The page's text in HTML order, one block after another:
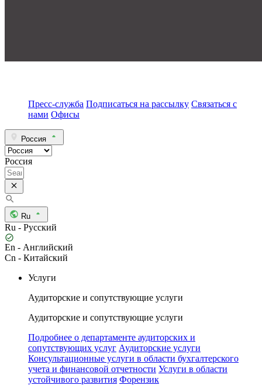
Пресс-служба Подписаться на рассылку Связаться с
нами Офисы
Россия
Россия
Ru
Ru - Русский
En - Английский
Cn - Китайский
Услуги
Аудиторские и сопутствующие услуги
Аудиторские и сопутствующие услуги
Подробнее о департаменте аудиторских и
сопутствующих услуг Аудиторские услуги
Консультационные услуги в области бухгалтерского
учета и финансовой отчетности Услуги в области
устойчивого развития Форензик